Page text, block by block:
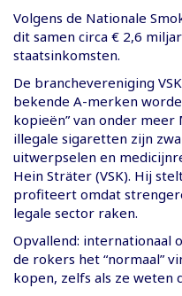
Volgens de Nationale
dit samen circa € 2,6
staatsinkomsten.
De branchevereniging
bekende A-merken
kopieën” van onder meer
illegale sigaretten zijn
uitwerpselen en
Hein Sträter (VSK). Hij
profiteert omdat
legale sector raken.
Opvallend: internationaal
de rokers het “normaal”
kopen, zelfs als ze weten